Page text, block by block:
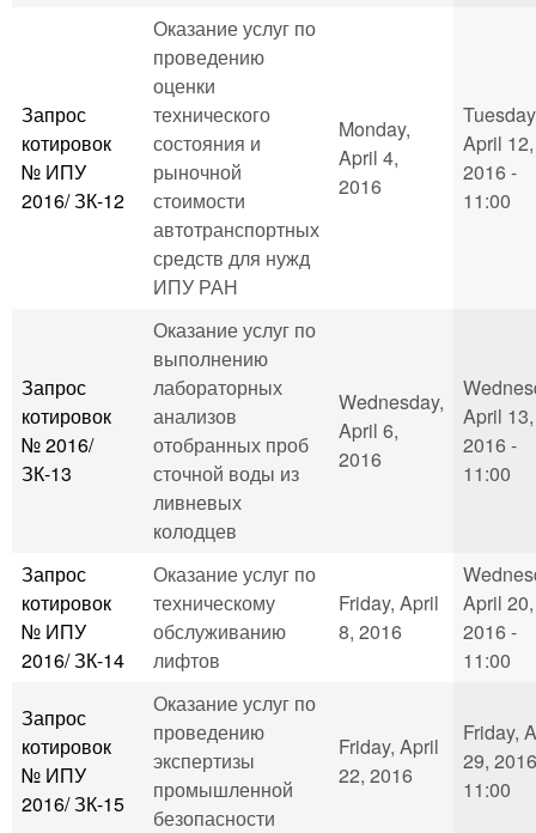
Запрос
котировок
№ ИПУ
2016/ ЗК-12
Оказание услуг по
проведению
оценки
технического
состояния и
рыночной
стоимости
автотранспортных
средств для нужд
ИПУ РАН
Monday,
April 4,
2016
April 12,
2016 -
11:00
Запрос
котировок
№ 2016/
ЗК-13
Оказание услуг по
выполнению
лабораторных
анализов
отобранных проб
сточной воды из
ливневых
колодцев
Wednesday,
April 6,
2016
April 13,
2016 -
11:00
Запрос
котировок
№ ИПУ
2016/ ЗК-14
Оказание услуг по
техническому
обслуживанию
лифтов
Friday, April
8, 2016
April 20,
2016 -
11:00
Запрос
котировок
№ ИПУ
2016/ ЗК-15
Оказание услуг по
проведению
экспертизы
промышленной
безопасности
Friday, April
22, 2016
Friday,
29,
11:00